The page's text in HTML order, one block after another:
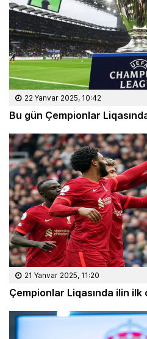
22 Yanvar 2025, 10:42
Bu gün Çempionlar
21 Yanvar 2025, 11:20
Çempionlar Liqasında ilin ilk